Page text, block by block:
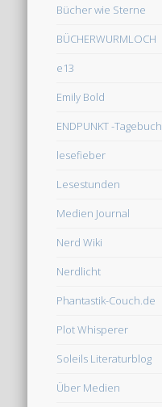
Bücher wie Sterne
BÜCHERWURMLOCH
e13
Emily Bold
ENDPUNKT -Tagebuch
lesefieber
Lesestunden
Medien Journal
Nerd Wiki
Nerdlicht
Phantastik-Couch.de
Plot Whisperer
Soleils Literaturblog
Über Medien